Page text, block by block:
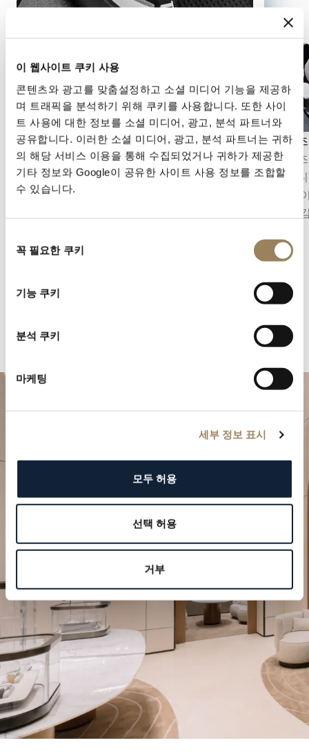
이 웹사이트 쿠키 사용
콘텐츠와 광고를 맞춤설정하고 소셜 미디어 기능을 제공하
며 트래픽을 분석하기 위해 쿠키를 사용합니다. 또한 사이
트 사용에 대한 정보를 소셜 미디어, 광고, 분석 파트너와
공유합니다. 이러한 소셜 미디어, 광고, 분석 파트너는 귀하
의 해당 서비스 이용을 통해 수집되었거나 귀하가 제공한
기타 정보와 Google이 공유한 사이트 사용 정보를 조합할
수 있습니다.
꼭 필요한 쿠키
기능 쿠키
분석 쿠키
마케팅
세부 정보 표시
모두 허용
선택 허용
거부
파워리저브 인디케이터
파워 리저브 인디케이터는 무브먼트를 다시 와인
딩해야 하기 전까지 남아 있는 동력의 양을 표시
합니다. 이를 통해 배럴에 저장된 에너지를 확인
문페이즈
문페이
재현합
겸비한
시적인
특별한 순간을 계획하세요
브레게의 시계 작품을 부티크에서 만나보십시오.
방문 예약하기